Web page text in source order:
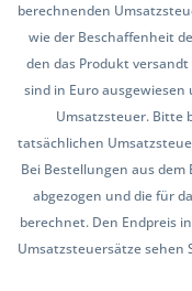
berechnenden
wie der Beschaffenheit
den das Produkt
sind in Euro
Umsatzsteuer. Bitte
tatsächlichen
Bei Bestellungen aus
abgezogen und die für
berechnet. Den Endpreis
Umsatzsteuersätze sehen